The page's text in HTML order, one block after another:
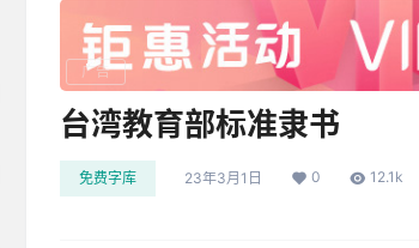
广告
台湾教育部标准隶书
免费字库 23年3月1日 0 12.1k